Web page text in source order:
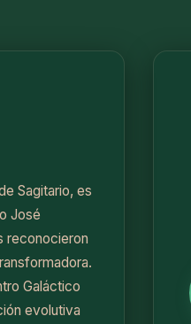
Sagitario, es
José
reconocieron
Galáctico
evolutiva